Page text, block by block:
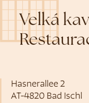
Velká
Hasnerallee 2
AT-4820 Bad Ischl